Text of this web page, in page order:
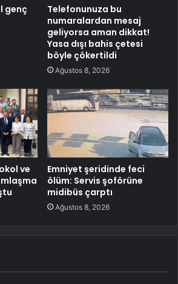
genç
Telefonunuza bu
numaralardan mesaj
geliyorsa aman dikkat!
Yasa dışı bahis çetesi
böyle çökertildi
Ağustos 8, 2026
ve
Emniyet şeridinde feci
ölüm: Servis şoförüne
midibüs çarptı
Ağustos 8, 2026